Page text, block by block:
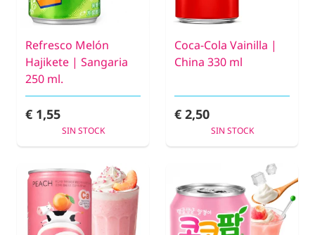
Refresco Melón
Hajikete | Sangaria
250 ml.
€ 1,55
SIN STOCK
Coca-Cola Vainilla |
China 330 ml
€ 2,50
SIN STOCK